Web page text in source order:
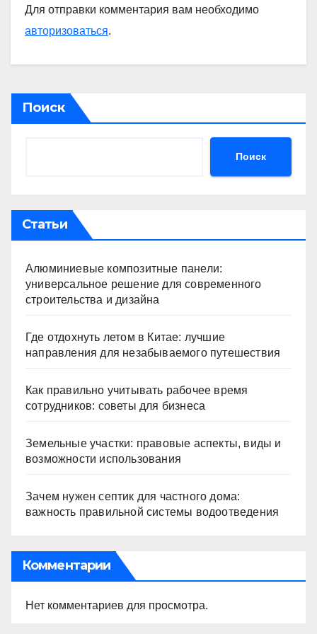
Для отправки комментария вам необходимо
авторизоваться.
Поиск
Поиск
Статьи
Алюминиевые композитные панели:
универсальное решение для современного
строительства и дизайна
Где отдохнуть летом в Китае: лучшие
направления для незабываемого путешествия
Как правильно учитывать рабочее время
сотрудников: советы для бизнеса
Земельные участки: правовые аспекты, виды и
возможности использования
Зачем нужен септик для частного дома:
важность правильной системы водоотведения
Комментарии
Нет комментариев для просмотра.